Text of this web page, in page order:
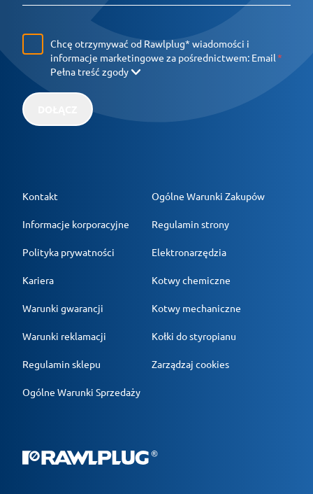
Chcę otrzymywać od Rawlplug* wiadomości i
informacje marketingowe za pośrednictwem: Email
Pełna treść zgody
Kontakt
Informacje korporacyjne
Polityka prywatności
Kariera
Warunki gwarancji
Warunki reklamacji
Regulamin sklepu
Ogólne Warunki Sprzedaży
Ogólne Warunki Zakupów
Regulamin strony
Elektronarzędzia
Kotwy chemiczne
Kotwy mechaniczne
Kołki do styropianu
Zarządzaj cookies